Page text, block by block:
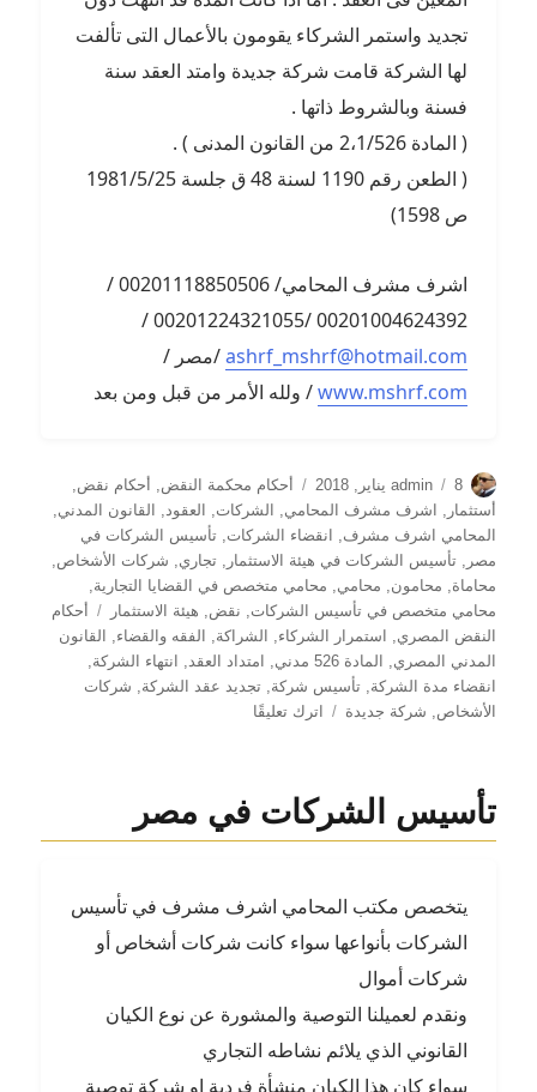
تجديد واستمر الشركاء يقومون بالأعمال التى تألفت
لها الشركة قامت شركة جديدة وامتد العقد سنة
فسنة وبالشروط ذاتها .
( المادة 2،1/526 من القانون المدنى ) .
( الطعن رقم 1190 لسنة 48 ق جلسة 1981/5/25
ص 1598)
اشرف مشرف المحامي/ 00201118850506 /
00201004624392 /00201224321055 /
ashrf_mshrf@hotmail.com/مصر /
www.mshrf.com/ ولله الأمر من قبل ومن بعد
الكاتبadmin
نُشرت
في
8 يناير, 2018 التصنيفات
أحكام محكمة النقض, أحكام نقض,
أستثمار , اشرف مشرف المحامي, الشركات, العقود, القانون المدني,
المحامي اشرف مشرف, انقضاء الشركات,تأسيس الشركات في
مصر ,تأسيس الشركات في هيئة الاستثمار ,تجاري, شركات الأشخاص,
محاماة, محامون, محامي, محامي متخصص في القضايا التجارية,
محامي متخصص في تأسيس الشركات, نقض, هيئة الاستثمار الوسوم
أحكام
النقض المصري, استمرار الشركاء, الشراكة, الفقه والقضاء,
القانون
المدني المصري, المادة 526 مدني , امتداد العقد, انتهاء الشركة,
انقضاء مدة الشركة,تأسيس شركة,تجديد عقد الشركة, شركات
الأشخاص, شركة جديدة اترك تعليقًا
بانقضاء
مدتها
هل
نحن
أم
شركة
جديدة؟
تأسيس الشركات في مصر
يتخصص مكتب المحامي اشرف مشرف في تأسيس
الشركات بأنواعها سواء كانت شركات أشخاص أو
شركات أموال
ونقدم لعميلنا التوصية والمشورة عن نوع الكيان
القانوني الذي يلائم نشاطه التجاري
سواء كان هذا الكيان منشأة فردية او شركة توصية